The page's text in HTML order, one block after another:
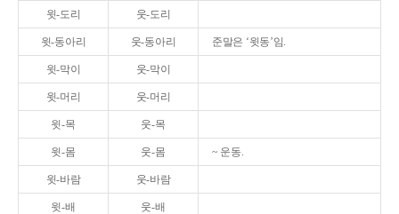
윗-도리 웃-도리
윗-동아리 웃-동아리 준말은 ‘윗동’임.
윗-막이 웃-막이
윗-머리 웃-머리
윗-목 웃-목
윗-몸 웃-몸 ~ 운동.
윗-바람 웃-바람
윗-배 웃-배